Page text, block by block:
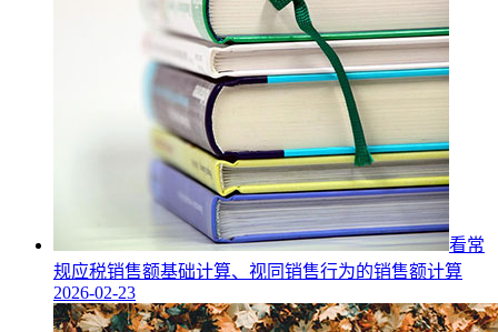
看常
规应税销售额基础计算、视同销售行为的销售额计算
2026-02-23